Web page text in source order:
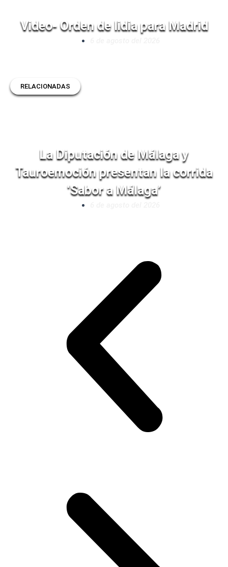
Video- Orden de lidia para Madrid
RELACIONADAS
La Diputación de Málaga y
Tauroemoción presentan la corrida
‘Sabor a Málaga’